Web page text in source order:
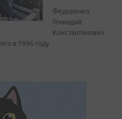
Федоренко
Геннадий
Константинович
в 1996 году